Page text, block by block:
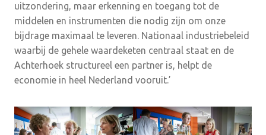
uitzondering, maar erkenning en toegang tot de
middelen en instrumenten die nodig zijn om onze
bijdrage maximaal te leveren. Nationaal industriebeleid
waarbij de gehele waardeketen centraal staat en de
Achterhoek structureel een partner is, helpt de
economie in heel Nederland vooruit.’